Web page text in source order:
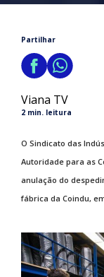
Partilhar
Viana TV
2 min. leitura
O Sindicato das
Autoridade para as
anulação do
fábrica da Coindu,